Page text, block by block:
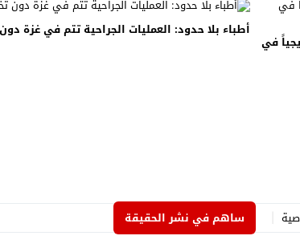
في
أطباء بلا حدود: العمليات الجراحية تتم في غزة
ساهم في نشر الحقيقة